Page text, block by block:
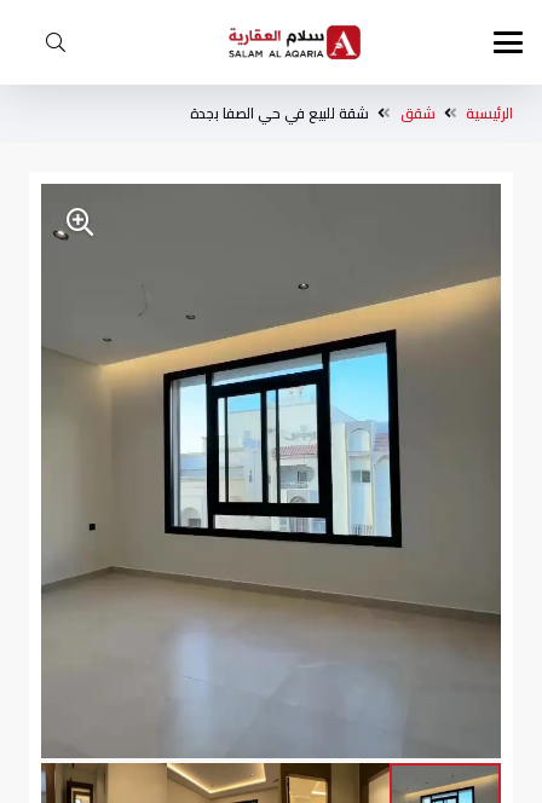
الرئيسية شقق شقة للبيع في حي الصفا بجدة